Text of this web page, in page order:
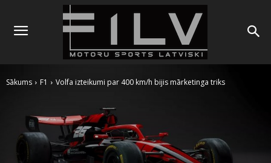
Sākums F1 Volfa izteikumi par 400 km/h bijis mārketinga triks